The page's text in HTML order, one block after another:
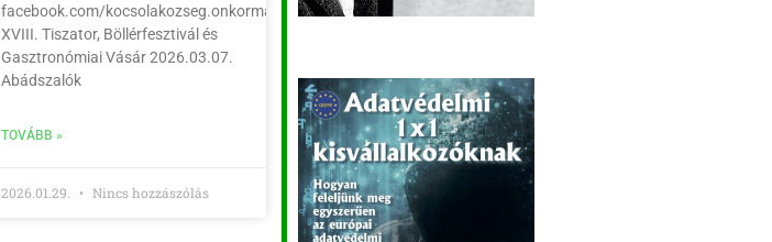
facebook.com/kocsolakozseg.onkormanyzata.7
XVIII. Tiszator, Böllérfesztivál és
Gasztronómiai Vásár 2026.03.07.
Abádszalók
TOVÁBB »
2026.01.29. Nincs hozzászólás